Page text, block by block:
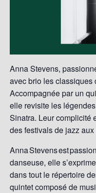
Anna Stevens,
avec brio les classiques
Accompagnée par un
elle revisite les
Sinatra. Leur complicité
des festivals de jazz
Anna Stevens est
danseuse, elle
dans tout le répertoire
quintet composé de